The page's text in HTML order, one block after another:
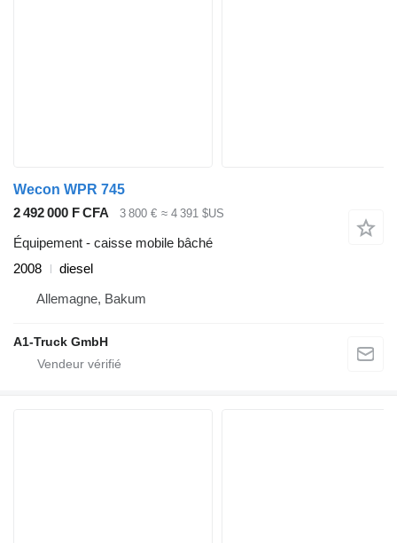
Wecon WPR 745
2 492 000 F CFA
3 800 € ≈ 4 391 $US
Équipement - caisse mobile bâché
2008
diesel
Allemagne, Bakum
A1-Truck GmbH